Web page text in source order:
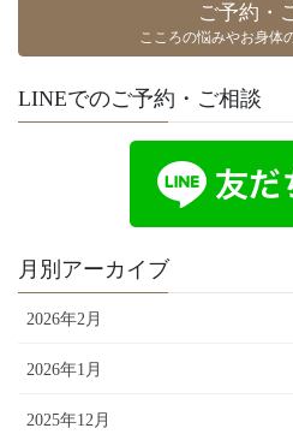
ご予約・
こころの悩みやお身体
LINEでのご予約・ご相談
月別アーカイブ
2026年2月
2026年1月
2025年12月